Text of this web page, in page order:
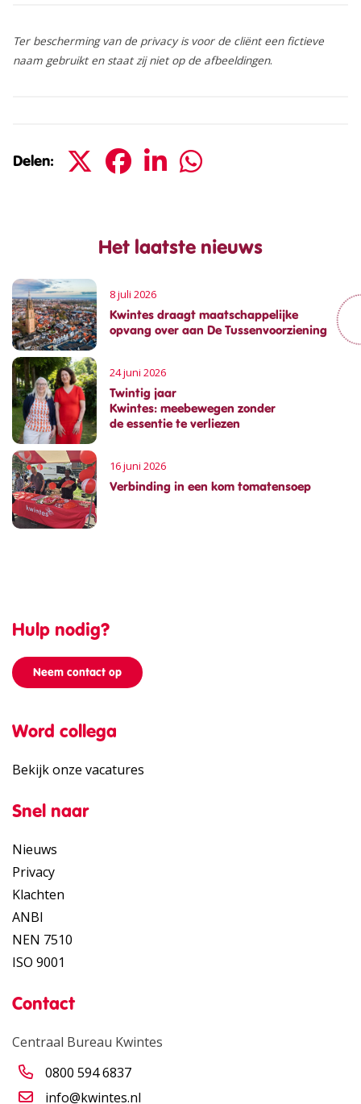
Ter bescherming van de privacy is voor de cliënt een fictieve
naam gebruikt en staat zij niet op de afbeeldingen.
Delen:
Het laatste nieuws
Kwintes draagt maatschappelijke
opvang over aan De Tussenvoorziening
8 juli 2026
Twintig jaar
Kwintes: meebewegen zonder
de essentie te verliezen
24 juni 2026
Verbinding in een kom tomatensoep
16 juni 2026
Hulp nodig?
Neem contact op
Word collega
Bekijk onze vacatures
Snel naar
Nieuws
Privacy
Klachten
ANBI
NEN 7510
ISO 9001
Contact
Centraal Bureau Kwintes
0800 594 6837
info@kwintes.nl